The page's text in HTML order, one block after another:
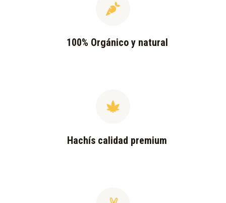
100% Orgánico y natural
Hachís calidad premium